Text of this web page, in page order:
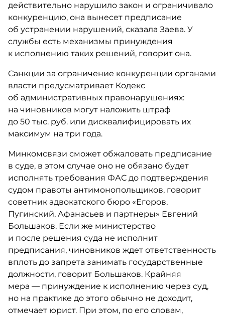
действительно нарушило закон и ограничивало
конкуренцию, она вынесет предписание
об устранении нарушений, сказала Заева. У
службы есть механизмы принуждения
к исполнению таких решений, говорит она.
Санкции за ограничение конкуренции органами
власти предусматривает Кодекс
об административных правонарушениях:
на чиновников могут наложить штраф
до 50 тыс. руб. или дисквалифицировать их
максимум на три года.
Минкомсвязи сможет обжаловать предписание
в суде, в этом случае оно не обязано будет
исполнять требования ФАС до подтверждения
судом правоты антимонопольщиков, говорит
советник адвокатского бюро «Егоров,
Пугинский, Афанасьев и партнеры» Евгений
Большаков. Если же министерство
и после решения суда не исполнит
предписания, чиновников ждет ответственность
вплоть до запрета занимать государственные
должности, говорит Большаков. Крайняя
мера — принуждение к исполнению через суд,
но на практике до этого обычно не доходит,
отмечает юрист. При этом, по его словам,